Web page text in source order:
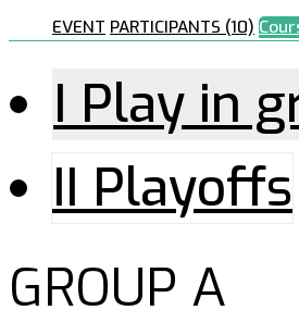
EVENT PARTICIPANTS (10)
I Play in
II Playoffs
GROUP A